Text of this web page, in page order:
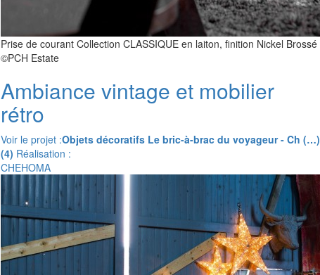
Prise de courant Collection CLASSIQUE en laiton, finition Nickel Brossé
©PCH Estate
Ambiance vintage et mobilier
rétro
Voir le projet :Objets décoratifs Le bric-à-brac du voyageur - Ch (…)
(4) Réalisation :
CHEHOMA